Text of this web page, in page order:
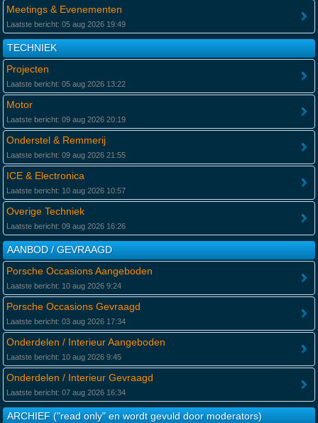
Meetings & Evenementen
Laatste bericht: 05 aug 2026 19:49
TECHNIEK
Projecten
Laatste bericht: 05 aug 2026 13:22
Motor
Laatste bericht: 09 aug 2026 20:19
Onderstel & Remmerij
Laatste bericht: 09 aug 2026 21:55
ICE & Electronica
Laatste bericht: 10 aug 2026 10:57
Overige Techniek
Laatste bericht: 09 aug 2026 16:26
AANBOD / GEVRAAGD
Porsche Occasions Aangeboden
Laatste bericht: 10 aug 2026 9:24
Porsche Occasions Gevraagd
Laatste bericht: 03 aug 2026 17:34
Onderdelen / Interieur Aangeboden
Laatste bericht: 10 aug 2026 9:45
Onderdelen / Interieur Gevraagd
Laatste bericht: 07 aug 2026 16:34
ARCHIEF ("read only" en wordt gevuld door moderators)